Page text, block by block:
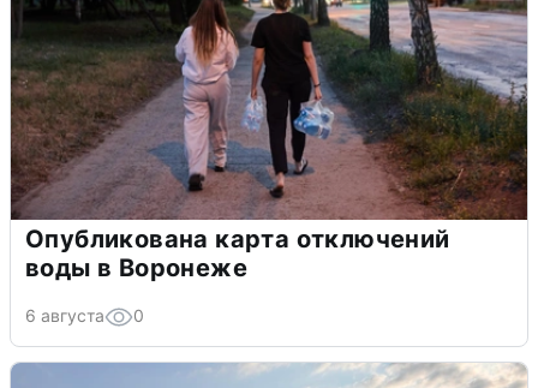
Опубликована карта отключений
воды в Воронеже
6 августа 0